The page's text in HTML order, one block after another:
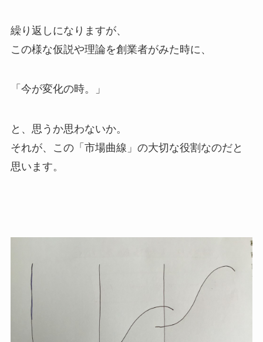
繰り返しになりますが、
この様な仮説や理論を創業者がみた時に、
「今が変化の時。」
と、思うか思わないか。
それが、この「市場曲線」の大切な役割なのだと
思います。